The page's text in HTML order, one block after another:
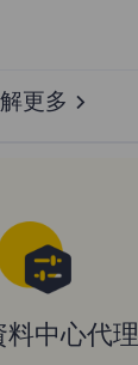
更多
料中心代理